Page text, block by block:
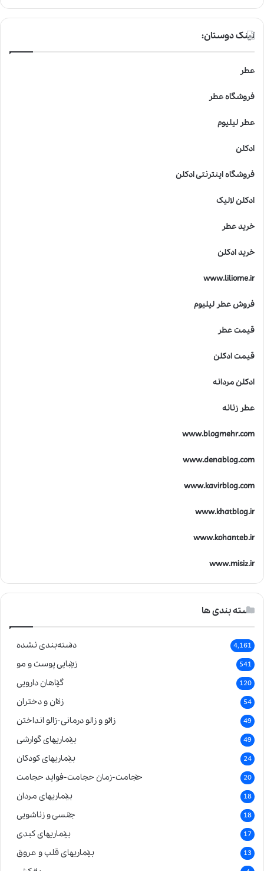
لینک دوستان:
عطر
فروشگاه عطر
عطر لیلیوم
ادکلن
فروشگاه اینترنتی ادکلن
ادکلن لالیک
خرید عطر
خرید ادکلن
www.liliome.ir
فروش عطر لیلیوم
قیمت عطر
قیمت ادکلن
ادکلن مردانه
عطر زنانه
www.blogmehr.com
www.denablog.com
www.kavirblog.com
www.khatblog.ir
www.kohanteb.ir
www.misiz.ir
دسته بندی ها
دسته‌بندی نشده 4,161
زیبایی پوست و مو 541
گیاهان دارویی 120
زنان و دختران 54
زالو و زالو درمانی-زالو انداختن 49
بیماریهای گوارشی 49
بیماریهای کودکان 24
حجامت-زمان حجامت-فواید حجامت 20
بیماریهای مردان 18
جنسی و زناشویی 18
بیماریهای کبدی 17
بیماریهای قلب و عروق 13